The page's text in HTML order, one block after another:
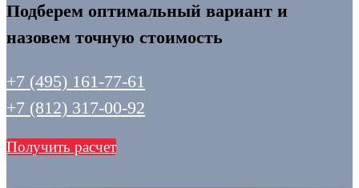
Подберем оптимальный вариант и
назовем точную стоимость
+7 (495) 161-77-61
+7 (812) 317-00-92
Получить расчет